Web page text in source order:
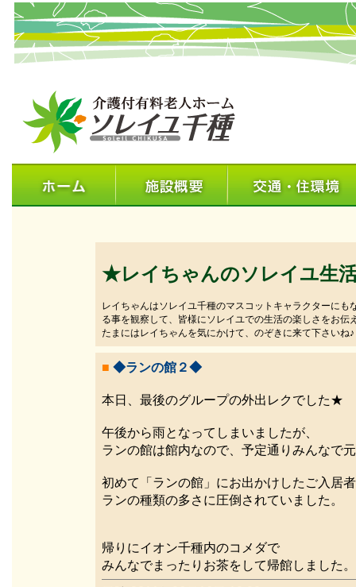
★レイちゃんのソレイユ生
レイちゃんはソレイユ千種のマスコットキャラクターに
る事を観察して、皆様にソレイユでの生活の楽しさをお伝
たまにはレイちゃんを気にかけて、のぞきに来て下さいね♪
■ ◆ランの館２◆
本日、最後のグループの外出レクでした★
午後から雨となってしまいましたが、
ランの館は館内なので、予定通りみんなで
初めて「ランの館」にお出かけしたご入居
ランの種類の多さに圧倒されていました。
帰りにイオン千種内のコメダで
みんなでまったりお茶をして帰館しました。